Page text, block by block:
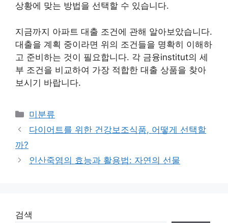
상황에 맞는 방법을 선택할 수 있습니다.
지금까지 아파트 대출 조건에 관해 알아보았습니다.
대출을 계획 중이라면 위의 조건들을 명확히 이해하
고 준비하는 것이 필요합니다. 각 금융institut의 세
부 조건을 비교하여 가장 적합한 대출 상품을 찾아
보시기 바랍니다.
Categories
미분류
다이어트를 위한 건강보조식품, 어떻게 선택할
까?
인산죽염의 효능과 활용법: 자연의 선물
검색